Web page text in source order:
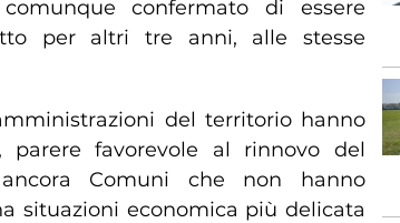
confermato di essere
per altri tre anni, alle stesse
del territorio hanno
favorevole al rinnovo del
Comuni che non hanno
situazioni economica più delicata